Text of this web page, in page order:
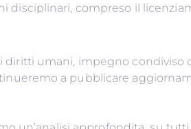
disciplinari, compreso il
umani, impegno condiviso
a pubblicare